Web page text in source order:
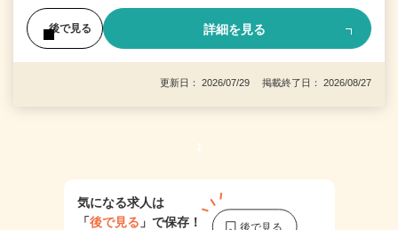
後で見る 詳細を見る
更新日： 2026/07/29 掲載終了日： 2026/08/27
1
気になる求人は
「後で見る 」で保存！